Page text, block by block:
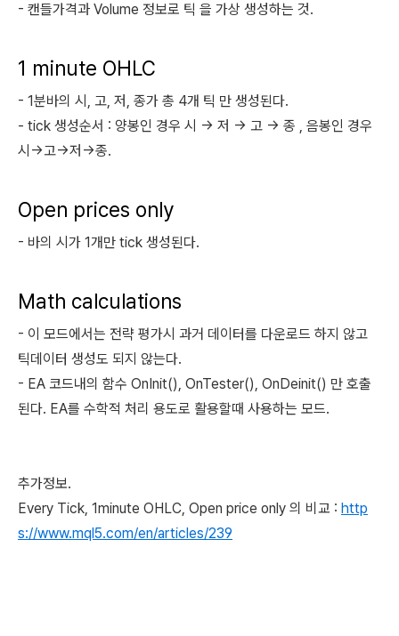
- 캔들가격과 Volume 정보로 틱 을 가상 생성하는 것.
1 minute OHLC
- 1분바의 시, 고, 저, 종가 총 4개 틱 만 생성된다.
- tick 생성순서 : 양봉인 경우 시 -> 저 -> 고 -> 종 , 음봉인 경우
시->고->저->종.
Open prices only
- 바의 시가 1개만 tick 생성된다.
Math calculations
- 이 모드에서는 전략 평가시 과거 데이터를 다운로드 하지 않고
틱데이터 생성도 되지 않는다.
- EA 코드내의 함수 OnInit(), OnTester(), OnDeinit() 만 호출
된다. EA를 수학적 처리 용도로 활용할때 사용하는 모드.
추가정보.
Every Tick, 1minute OHLC, Open price only 의 비교 : http
s://www.mql5.com/en/articles/239